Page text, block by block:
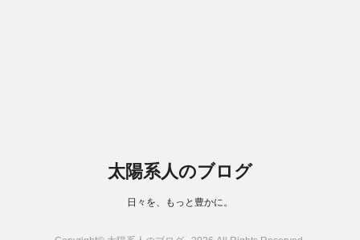
太陽系人のブログ
日々を、もっと豊かに。